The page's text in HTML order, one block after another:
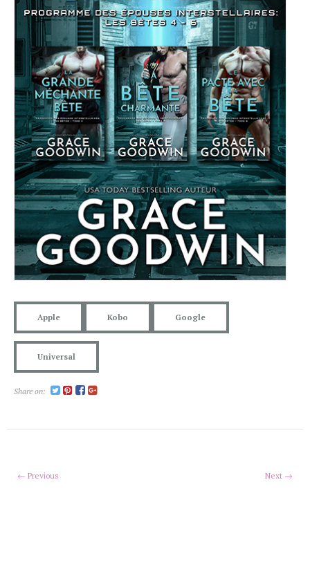
Apple Kobo Google
Universal
Share on:
Next →
← Previous